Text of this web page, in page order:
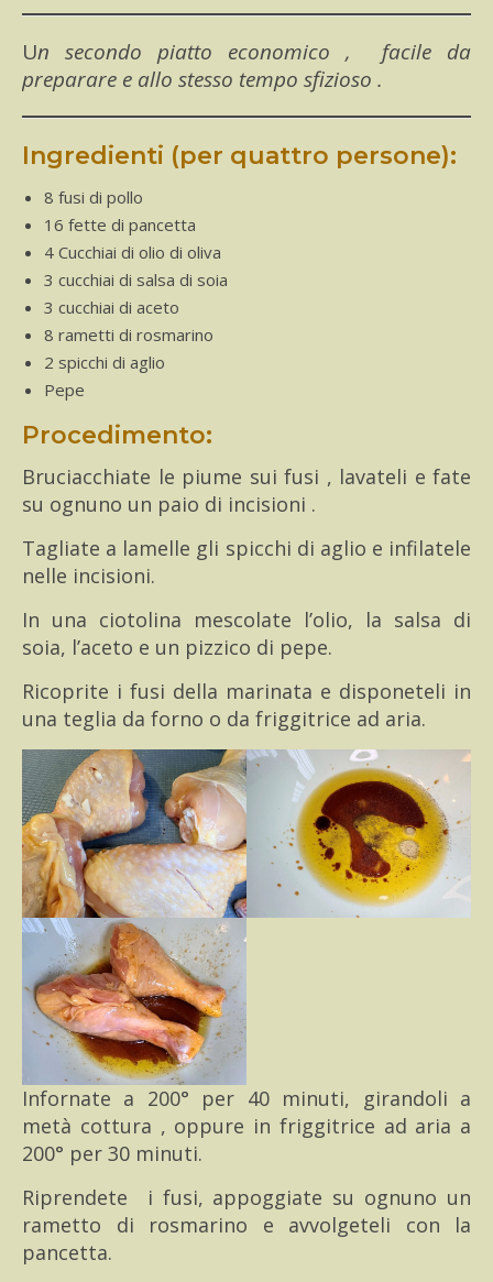
Un secondo piatto economico , facile da
preparare e allo stesso tempo sfizioso .
Ingredienti (per quattro persone):
8 fusi di pollo
16 fette di pancetta
4 Cucchiai di olio di oliva
3 cucchiai di salsa di soia
3 cucchiai di aceto
8 rametti di rosmarino
2 spicchi di aglio
Pepe
Procedimento:
Bruciacchiate le piume sui fusi , lavateli e fate
su ognuno un paio di incisioni .
Tagliate a lamelle gli spicchi di aglio e infilatele
nelle incisioni.
In una ciotolina mescolate l’olio, la salsa di
soia, l’aceto e un pizzico di pepe.
Ricoprite i fusi della marinata e disponeteli in
una teglia da forno o da friggitrice ad aria.
Infornate a 200° per 40 minuti, girandoli a
metà cottura , oppure in friggitrice ad aria a
200° per 30 minuti.
Riprendete i fusi, appoggiate su ognuno un
rametto di rosmarino e avvolgeteli con la
pancetta.